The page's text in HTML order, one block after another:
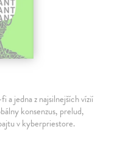
a jedna z najsilnejších vízií
konsenzus, prelud,
v kyberpriestore.